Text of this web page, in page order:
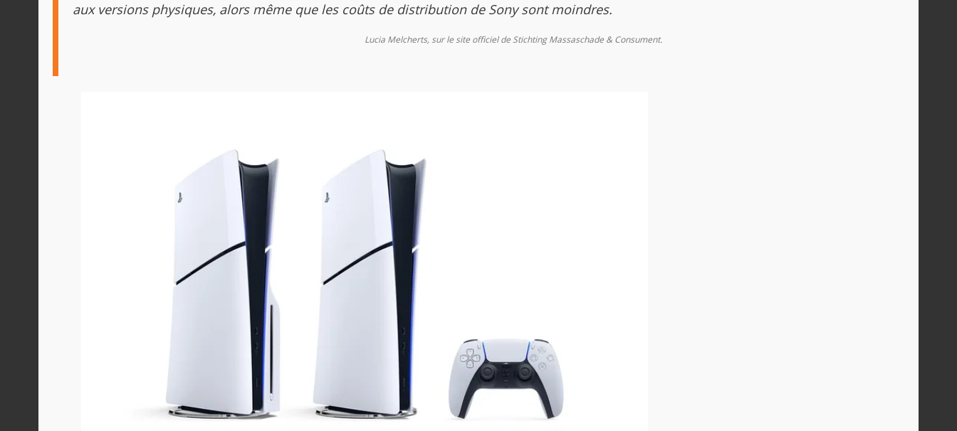
aux versions physiques, alors même que les coûts de distribution de Sony sont moindres.
Lucia Melcherts, sur le site officiel de Stichting Massaschade & Consument.